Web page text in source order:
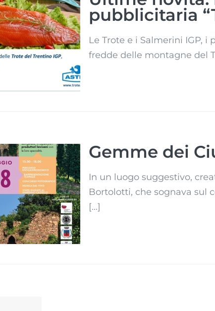
la nostra
“Trote del
IGP”
pubblicitaria
Le Trote e i Salmerini IGP,
fredde delle montagne del
Ciucioi
Gemme dei
In un luogo suggestivo,
Bortolotti, che sognava sul
[...]